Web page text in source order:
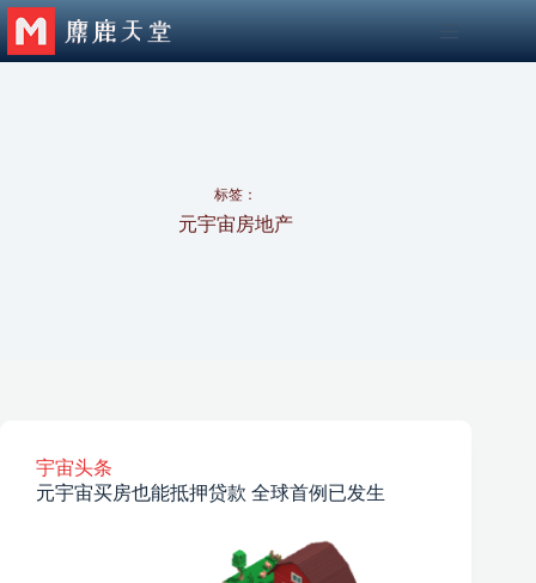
跳
至
标签：
元宇宙房地产
宇宙头条
元宇宙买房也能抵押贷款 全球首例已发生